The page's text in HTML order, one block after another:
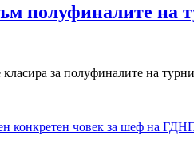
полуфиналите на
за полуфиналите на